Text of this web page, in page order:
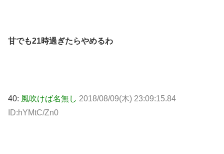
甘でも21時過ぎたらやめるわ
40: 風吹けば名無し 2018/08/09(木) 23:09:15.84
ID:hYMtC/Zn0